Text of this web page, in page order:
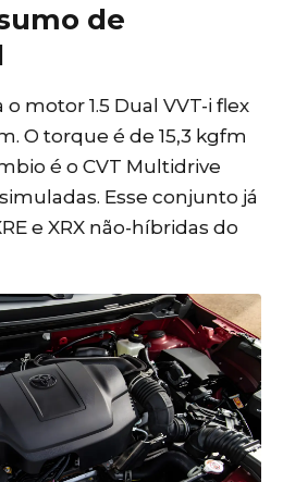
de
o motor 1.5 Dual VVT-i flex
O torque é de 15,3 kgfm
é o CVT Multidrive
Esse conjunto já
e XRX não-híbridas do